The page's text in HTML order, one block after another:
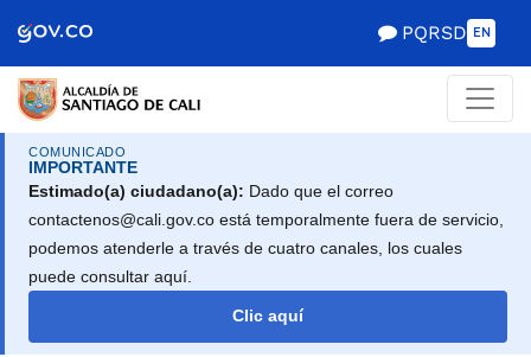
de Santiago
PQRSD EN
COMUNICADO
IMPORTANTE
Estimado(a) ciudadano(a): Dado que el correo
contactenos@cali.gov.co está temporalmente fuera de servicio,
podemos atenderle a través de cuatro canales, los cuales
puede consultar aquí.
Clic aquí